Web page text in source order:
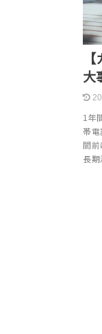
大
1年
帯電
間前
長期